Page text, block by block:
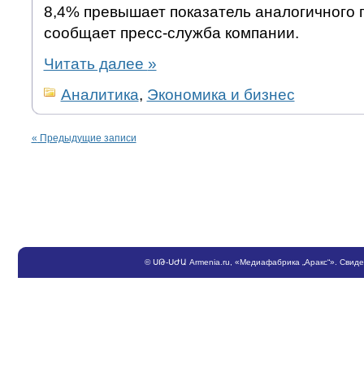
8,4% превышает показатель аналогичного
сообщает пресс-служба компании.
Читать далее »
Аналитика, Экономика и бизнес
« Предыдущие записи
©ՍԹ-ՍԺԱ Armenia.ru , «Медиафабрика „Аракс“».